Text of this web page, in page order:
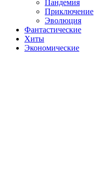
Пандемия
Приключение
Эволюция
Фантастические
Хиты
Экономические